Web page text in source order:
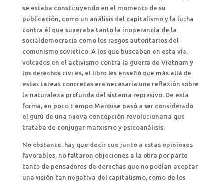
se estaba constituyendo en el momento de su
publicación, como un análisis del capitalismo y la lucha
contra él que superaba tanto la inoperancia de la
socialdemocracia como los rasgos autoritarios del
comunismo soviético. A los que buscaban en esta vía,
volcados en el activismo contra la guerra de Vietnam y
los derechos civiles, el libro les enseñó que más allá de
estas tareas concretas era necesaria una reflexión sobre
la naturaleza profunda del sistema represivo. De esta
forma, en poco tiempo Marcuse pasó a ser considerado
el gurú de una nueva concepción revolucionaria que
trataba de conjugar marxismo y psicoanálisis.
No obstante, hay que decir que junto a estas opiniones
favorables, no faltaron objeciones a la obra por parte
tanto de pensadores de derechas que no podían aceptar
una visión tan negativa del capitalismo, como de los